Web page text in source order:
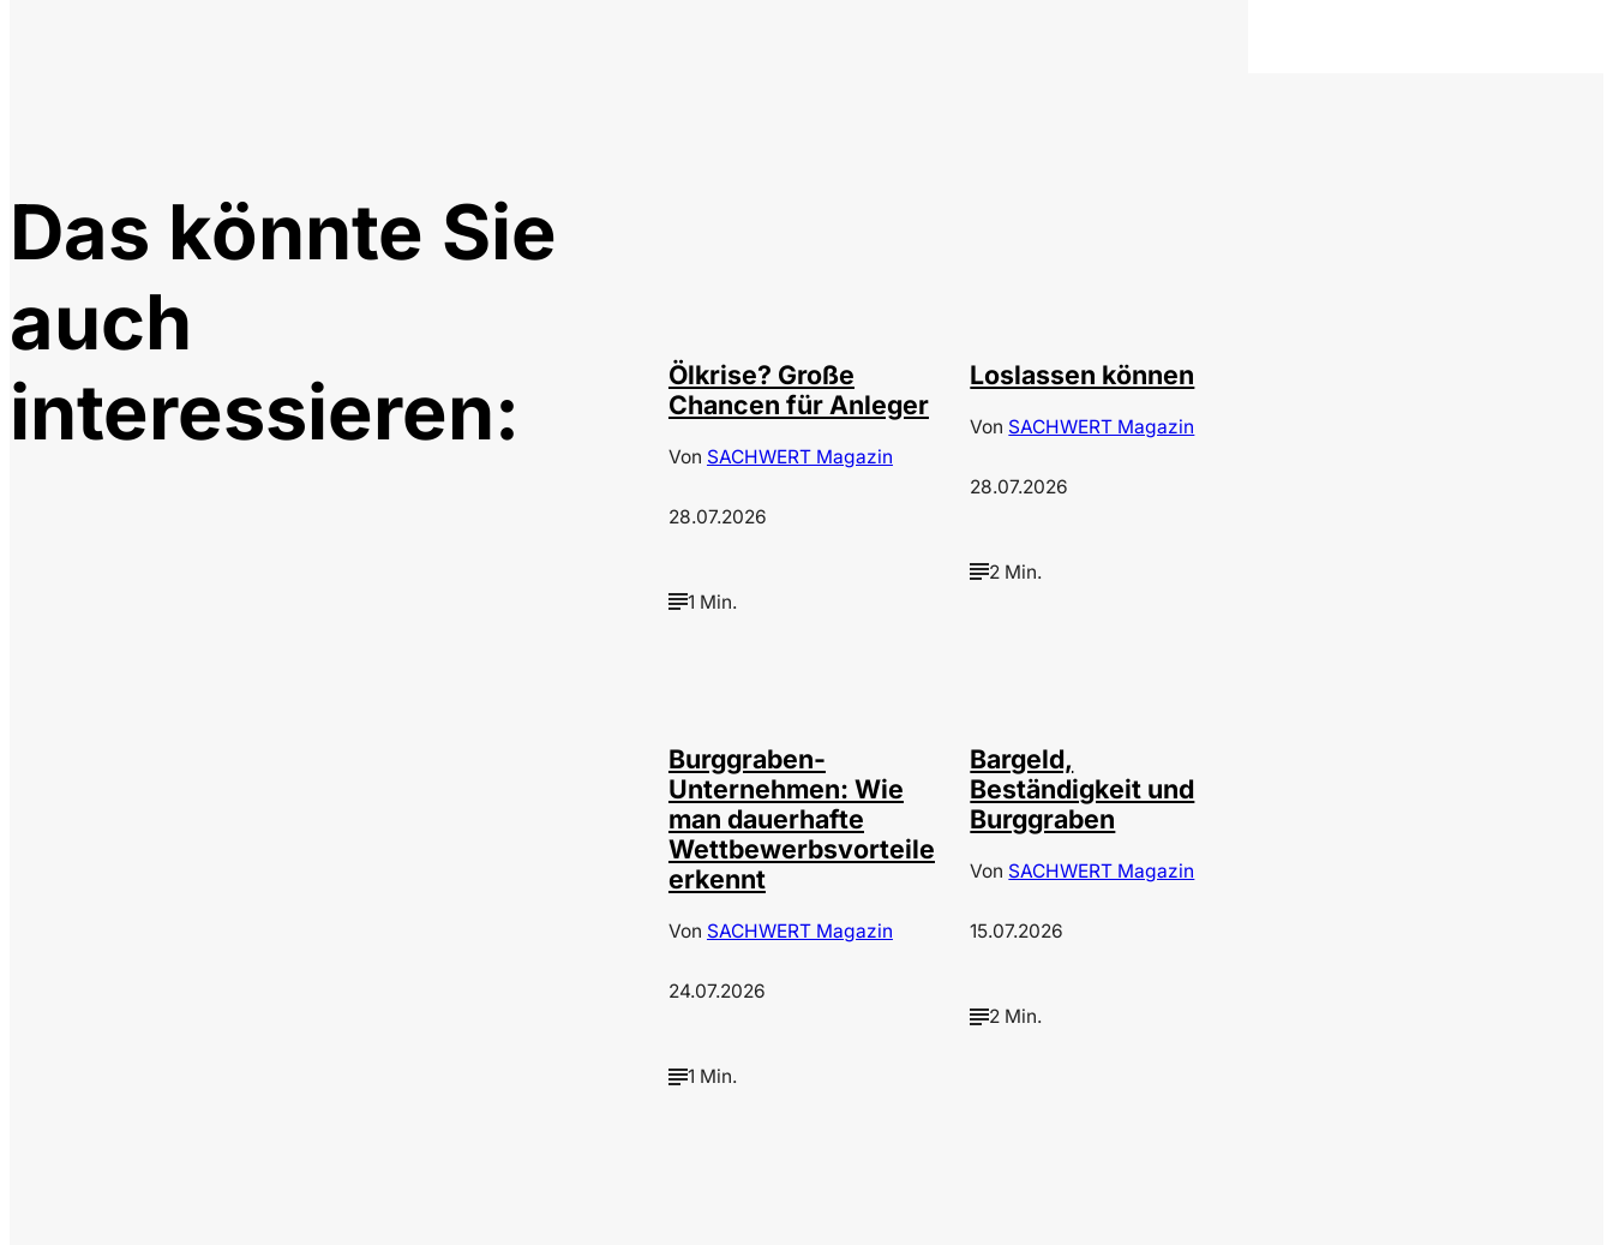
Das könnte Sie
auch
interessieren:
Ölkrise? Große
Chancen für Anleger
Von SACHWERT Magazin
28.07.2026
1 Min.
Loslassen können
Von SACHWERT Magazin
28.07.2026
2 Min.
Burggraben-
Unternehmen: Wie
man dauerhafte
Wettbewerbsvorteile
erkennt
Von SACHWERT Magazin
24.07.2026
1 Min.
Bargeld,
Beständigkeit und
Burggraben
Von SACHWERT Magazin
15.07.2026
2 Min.